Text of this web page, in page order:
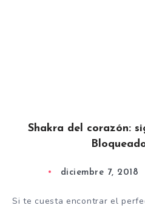
Shakra del corazón:
diciembre 7, 2018
Si te cuesta encontrar el